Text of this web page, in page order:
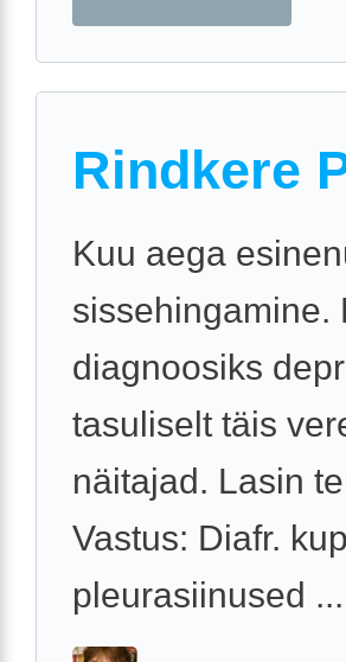
Rindkere
Kuu aega
sissehingamine.
diagnoosiks
tasuliselt täis
näitajad. Lasin
Vastus: Diafr.
pleurasiinused ...